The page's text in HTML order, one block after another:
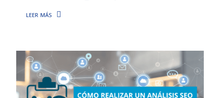
leer más